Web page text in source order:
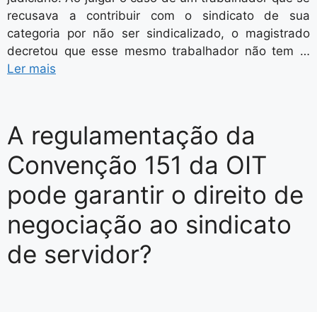
recusava a contribuir com o sindicato de sua
categoria por não ser sindicalizado, o magistrado
decretou que esse mesmo trabalhador não tem …
Ler mais
A regulamentação da
Convenção 151 da OIT
pode garantir o direito de
negociação ao sindicato
de servidor?